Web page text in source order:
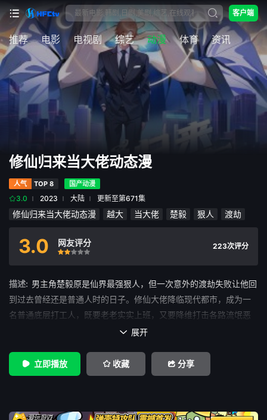
客户端
推荐 电影 电视剧 综艺 动漫 体育 资讯
修仙归来当大佬动态漫
人气 TOP 8 国产动漫
3.0 2023 大陆 更新至第671集
修仙归来当大佬动态漫 越大 当大佬 楚毅 狠人 渡劫
3.0
网友评分
很差较差还行
推荐
力荐
223次评分
描述: 男主角楚毅原是仙界最强狠人，但一次意外的渡劫失败让他回
到过去曾经还是普通人时的日子。修仙大佬降临现代都市，成为一
名普通底层打工人，既要老老实实上班，又要降维打击各路流氓恶
 展开
立即播放 收藏 分享